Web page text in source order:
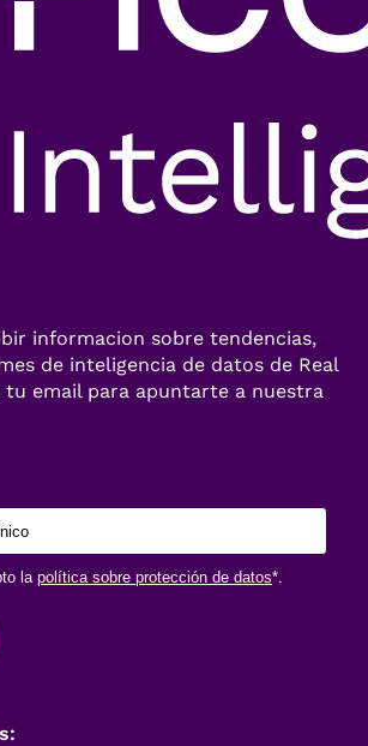
informacion sobre tendencias,
de inteligencia de datos de Real
tu email para apuntarte a nuestra